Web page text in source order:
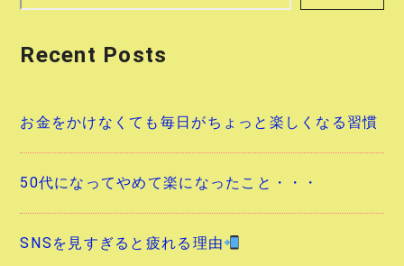
ョ
Recent Posts
お金をかけなくても毎日がちょっと楽しくなる習慣
50代になってやめて楽になったこと・・・
SNSを見すぎると疲れる理由